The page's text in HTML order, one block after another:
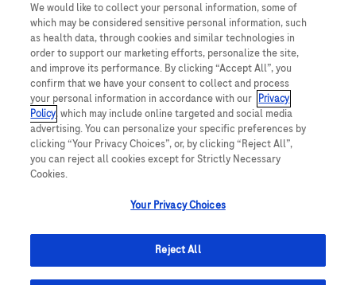
We would like to collect your personal information, some of
which may be considered sensitive personal information, such
as health data, through cookies and similar technologies in
order to support our marketing efforts, personalize the site,
and improve its performance. By clicking “Accept All”, you
confirm that we have your consent to collect and process
your personal information in accordance with our Privacy
Policy, which may include online targeted and social media
advertising. You can personalize your specific preferences by
clicking “Your Privacy Choices”, or, by clicking “Reject All”,
you can reject all cookies except for Strictly Necessary
Cookies.
Your Privacy Choices
Reject All